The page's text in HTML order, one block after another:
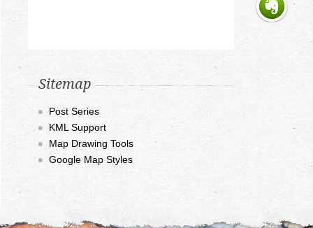
Sitemap
Post Series
KML Support
Map Drawing Tools
Google Map Styles